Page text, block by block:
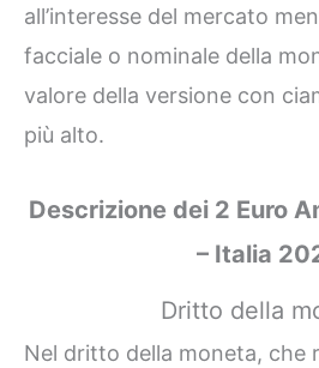
all’interesse del mercato
facciale o nominale della
valore della versione con
più alto.
Descrizione dei 2 Euro
– Italia
Dritto della
Nel dritto della moneta, che